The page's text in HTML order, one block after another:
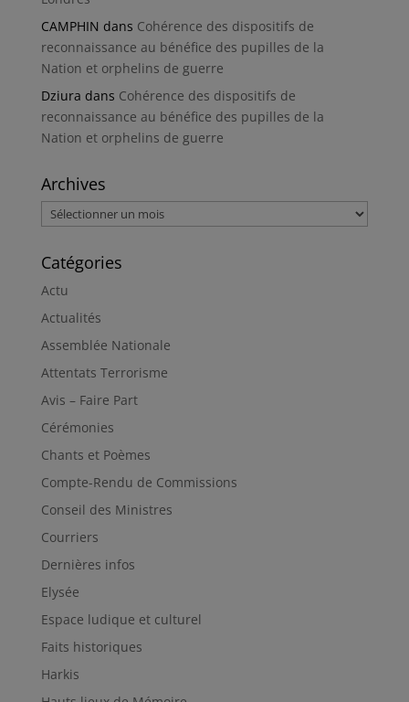
CAMPHIN dans Cohérence des dispositifs de
reconnaissance au bénéfice des pupilles de la
Nation et orphelins de guerre
Dziura dans Cohérence des dispositifs de
reconnaissance au bénéfice des pupilles de la
Nation et orphelins de guerre
Archives
Archives
Catégories
Actu
Actualités
Assemblée Nationale
Attentats Terrorisme
Avis – Faire Part
Cérémonies
Chants et Poèmes
Compte-Rendu de Commissions
Conseil des Ministres
Courriers
Dernières infos
Elysée
Espace ludique et culturel
Faits historiques
Harkis